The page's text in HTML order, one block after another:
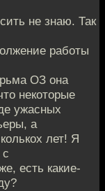
не знаю. Так
работы
ОЗ она
некоторые
ужасных
а
лет! Я
есть какие-